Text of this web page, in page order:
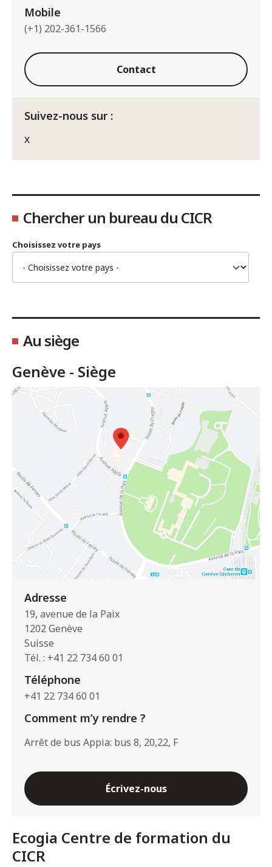
Mobile
(+1) 202-361-1566
Contact
Suivez-nous sur :
X
Chercher un bureau du CICR
Choisissez votre pays
Au siège
Genève - Siège
Adresse
19, avenue de la Paix
1202 Genève
Suisse
Tél. : +41 22 734 60 01
Téléphone
+41 22 734 60 01
Comment m’y rendre ?
Arrêt de bus Appia: bus 8, 20,22, F
Écrivez-nous
Ecogia Centre de formation du
CICR